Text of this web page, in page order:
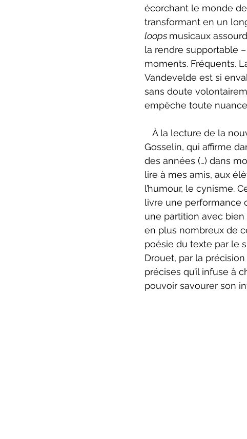
écorchant le monde
transformant en un
loops musicaux
la rendre supportable
moments. Fréquents.
Vandevelde est si
sans doute
empêche toute
Gosselin, qui affirme
des années (…) dans
lire à mes amis, aux
l’humour, le cynisme.
livre une performance
une partition avec bien
en plus nombreux de
poésie du texte par le
Drouet, par la
précises qu’il infuse à
pouvoir savourer son